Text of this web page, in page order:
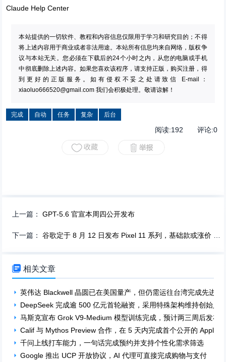
Claude Help Center
本站提供的一切软件、教程和内容信息仅限用于学习和研究目的；不得
将上述内容用于商业或者非法用途。本站所有信息均来自网络，版权争
议与本站无关。您必须在下载后的24个小时之内，从您的电脑或手机
中彻底删除上述内容。如果您喜欢该程序，请支持正版，购买注册，得
到更好的正版服务。如有侵权不妥之处请致信 E-mail：
xiaoluo666520@gmail.com 我们会积极处理。敬请谅解！
完成 自动 任务 复杂 后台
阅读:192 评论:0
上一篇：GPT-5.6 官宣本周四公开发布
下一篇：谷歌定于 8 月 12 日发布 Pixel 11 系列，基础款或涨价 100 美元
 相关文章
英伟达 Blackwell 晶圆已在美国量产，但仍需运往台湾完成先进封
DeepSeek 完成逾 500 亿元首轮融资，采用特殊架构维持创始人
马斯克宣布 Grok V9-Medium 模型训练完成，预计两三周后发布
Calif 与 Mythos Preview 合作，在 5 天内完成首个公开的 Apple
千问上线打车能力，一句话完成预约并支持个性化需求筛选
Google 推出 UCP 开放协议，AI 代理可直接完成购物与支付